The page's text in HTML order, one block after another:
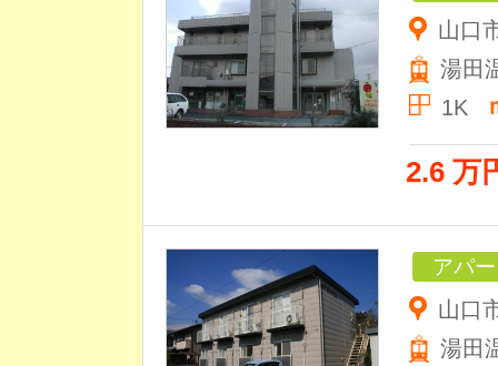
山口
湯田
1K
2.6 万
アパ
山口
湯田